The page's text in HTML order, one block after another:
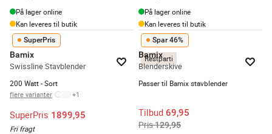
På lager online
Kan leveres til butik
På lager online
Kan leveres til butik
SuperPris
Bamix
Swissline Stavblender
200 Watt - Sort
flere varianter +1
SuperPris 1899,95
Fri fragt
Restparti
Spar 46%
Bamix
Blenderskive
Passer til Bamix stavblender
Tilbud 69,95
Pris129,95